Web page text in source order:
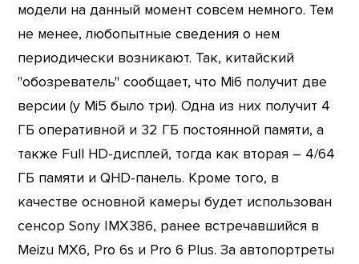
модели на данный момент совсем немного. Тем
не менее, любопытные сведения о нем
периодически возникают. Так, китайский
"обозреватель" сообщает, что Mi6 получит две
версии (у Mi5 было три). Одна из них получит 4
ГБ оперативной и 32 ГБ постоянной памяти, а
также Full HD-дисплей, тогда как вторая – 4/64
ГБ памяти и QHD-панель. Кроме того, в
качестве основной камеры будет использован
сенсор Sony IMX386, ранее встречавшийся в
Meizu MX6, Pro 6s и Pro 6 Plus. За автопортреты